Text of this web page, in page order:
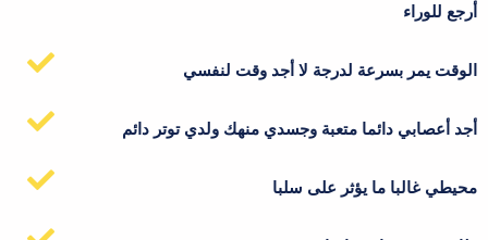
أرجع للوراء
الوقت يمر بسرعة لدرجة لا أجد وقت لنفسي
أجد أعصابي دائما متعبة وجسدي منهك ولدي توتر دائم
محيطي غالبا ما يؤثر على سلبا